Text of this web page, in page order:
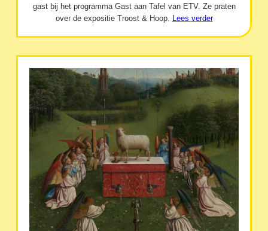
gast bij het programma Gast aan Tafel van ETV. Ze praten
over de expositie Troost & Hoop. Lees verder